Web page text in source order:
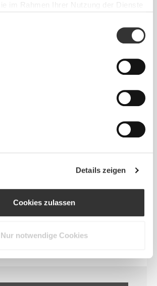
im Rahmen Ihrer Nutzung der Dienste
Details zeigen
Cookies zulassen
Nur notwendige Cookies
ETIKETT IST DEIN
steht für Komfort. Unsere
unsere Kleidung: auf die nahtlose
eingenähtes Etikett wird das Tragen
noch bequemer, da es zu keinen